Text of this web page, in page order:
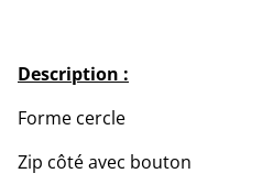
Description :
Forme cercle
Zip côté avec bouton